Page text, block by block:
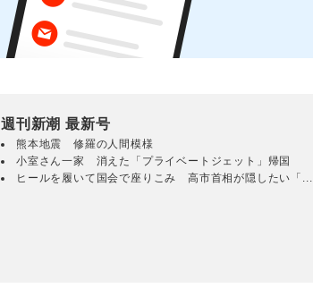
週刊新潮 最新号
熊本地震 修羅の人間模様
小室さん一家 消えた「プライベートジェット」帰国
ヒールを履いて国会で座りこみ 高市首相が隠したい「...